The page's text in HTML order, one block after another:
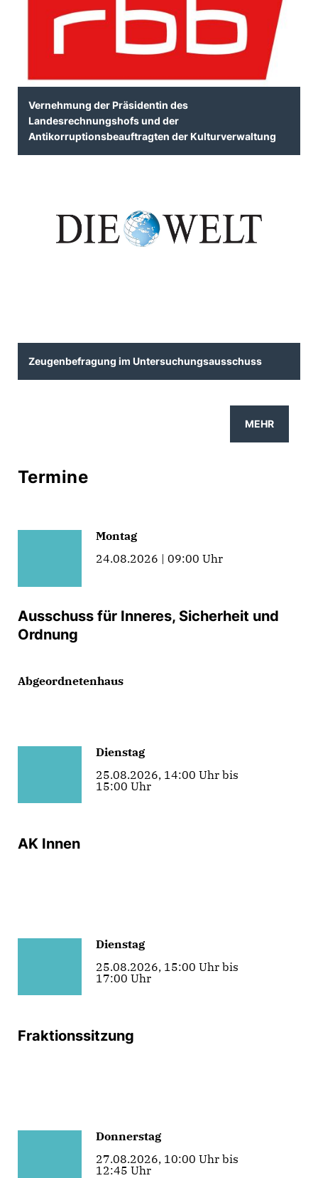
Vernehmung der Präsidentin des
Landesrechnungshofs und der
Antikorruptionsbeauftragten der Kulturverwaltung
Zeugenbefragung im Untersuchungsausschuss
MEHR
Termine
Montag
24.08.2026 | 09:00 Uhr
Ausschuss für Inneres, Sicherheit und
Ordnung
Abgeordnetenhaus
Dienstag
25.08.2026, 14:00 Uhr bis
15:00 Uhr
AK Innen
Dienstag
25.08.2026, 15:00 Uhr bis
17:00 Uhr
Fraktionssitzung
Donnerstag
27.08.2026, 10:00 Uhr bis
12:45 Uhr